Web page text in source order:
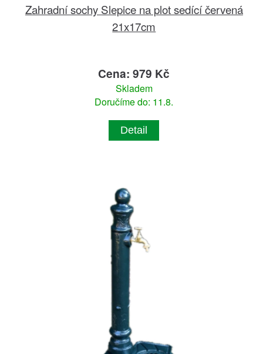
Zahradní sochy Slepice na plot sedící červená
21x17cm
Cena: 979 Kč
Skladem
Doručíme do: 11.8.
Detail